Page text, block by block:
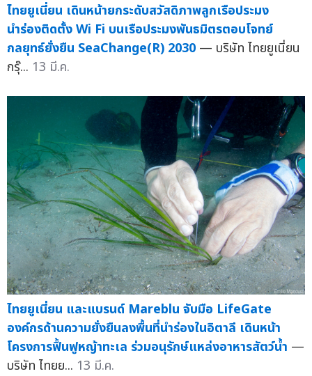
ไทยยูเนี่ยน เดินหน้ายกระดับสวัสดิภาพลูกเรือประมง
นำร่องติดตั้ง Wi Fi บนเรือประมงพันธมิตรตอบโจทย์
กลยุทธ์ยั่งยืน SeaChange(R) 2030 — บริษัท ไทยยูเนี่ยน
กรุ๊... 13 มี.ค.
ไทยยูเนี่ยน และแบรนด์ Mareblu จับมือ LifeGate
องค์กรด้านความยั่งยืนลงพื้นที่นำร่องในอิตาลี เดินหน้า
โครงการฟื้นฟูหญ้าทะเล ร่วมอนุรักษ์แหล่งอาหารสัตว์น้ำ —
บริษัท ไทยย... 13 มี.ค.